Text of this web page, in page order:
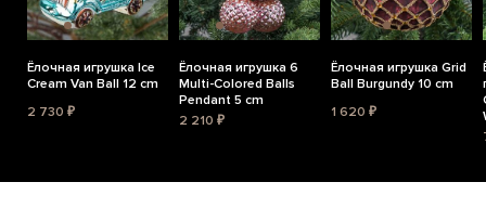
Ёлочная игрушка Ice
Cream Van Ball 12 cm
2 730 ₽
Ёлочная игрушка 6
Multi-Colored Balls
Pendant 5 cm
2 210 ₽
Ёлочная игрушка Grid
Ball Burgundy 10 cm
1 620 ₽